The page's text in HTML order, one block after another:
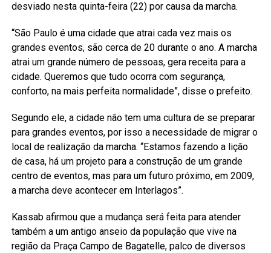
desviado nesta quinta-feira (22) por causa da marcha.
“São Paulo é uma cidade que atrai cada vez mais os
grandes eventos, são cerca de 20 durante o ano. A marcha
atrai um grande número de pessoas, gera receita para a
cidade. Queremos que tudo ocorra com segurança,
conforto, na mais perfeita normalidade”, disse o prefeito.
Segundo ele, a cidade não tem uma cultura de se preparar
para grandes eventos, por isso a necessidade de migrar o
local de realização da marcha. “Estamos fazendo a lição
de casa, há um projeto para a construção de um grande
centro de eventos, mas para um futuro próximo, em 2009,
a marcha deve acontecer em Interlagos”.
Kassab afirmou que a mudança será feita para atender
também a um antigo anseio da população que vive na
região da Praça Campo de Bagatelle, palco de diversos